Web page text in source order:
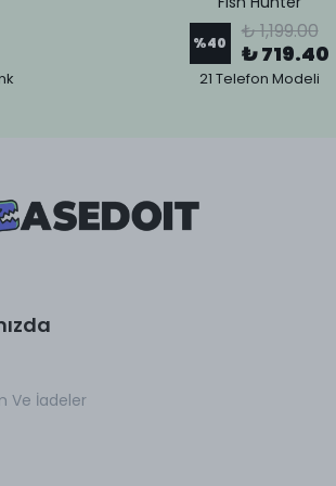
%40 ₺ 1,199.00
₺ 719.40
21 Telefon Modeli
Ve İadeler